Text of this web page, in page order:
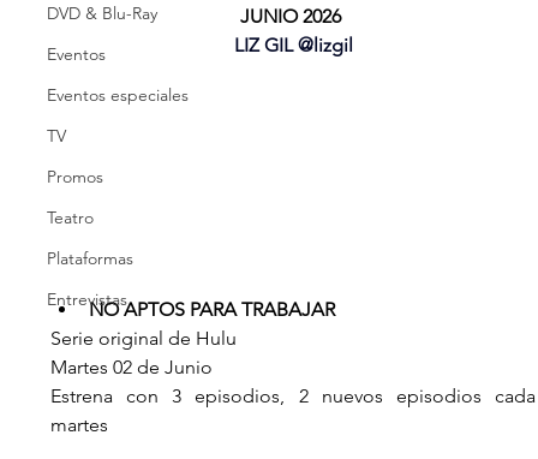
DVD & Blu-Ray
Eventos
Eventos especiales
TV
Promos
Teatro
Plataformas
Entrevistas
JUNIO 2026
LIZ GIL @lizgil
NO APTOS PARA TRABAJAR
Serie original de Hulu
Martes 02 de Junio
Estrena con 3 episodios, 2 nuevos episodios cada
martes